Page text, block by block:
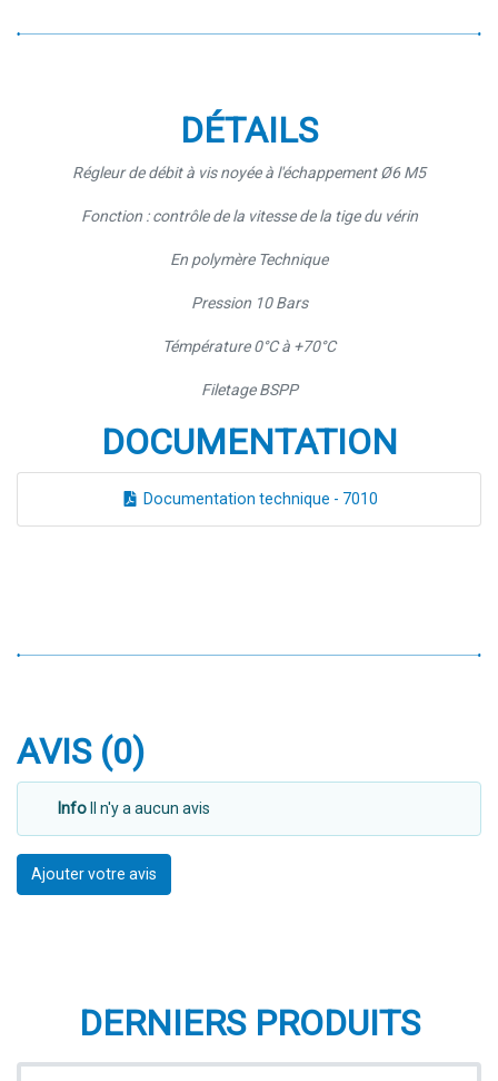
DÉTAILS
Régleur de débit à vis noyée à l'échappement Ø6 M5
Fonction : contrôle de la vitesse de la tige du vérin
En polymère Technique
Pression 10 Bars
Témpérature 0°C à +70°C
Filetage BSPP
DOCUMENTATION
Documentation technique - 7010
AVIS (0)
Info Il n'y a aucun avis
Ajouter votre avis
DERNIERS PRODUITS